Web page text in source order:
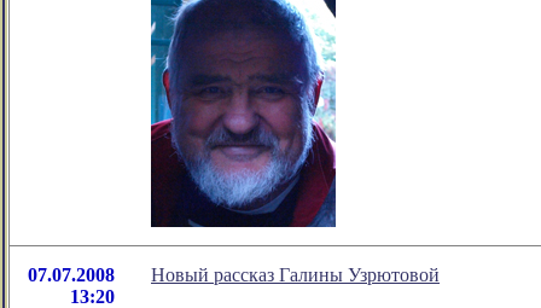
07.07.2008
13:20
Новый рассказ Галины Узрютовой